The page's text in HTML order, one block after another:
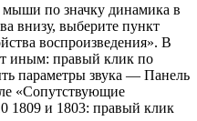
по значку динамика в
внизу, выберите пункт
воспроизведения». В
иным: правый клик по
параметры звука — Панель
«Сопутствующие
1809 и 1803: правый клик